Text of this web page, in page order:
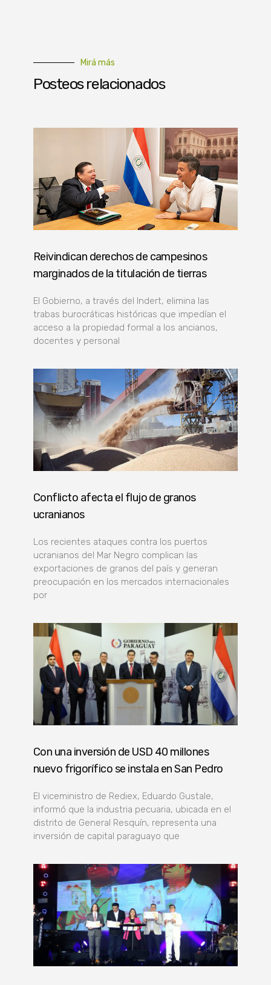
Mirá más
Posteos relacionados
Reivindican derechos de campesinos
marginados de la titulación de tierras
El Gobierno, a través del Indert, elimina las
trabas burocráticas históricas que impedían el
acceso a la propiedad formal a los ancianos,
docentes y personal
Conflicto afecta el flujo de granos
ucranianos
Los recientes ataques contra los puertos
ucranianos del Mar Negro complican las
exportaciones de granos del país y generan
preocupación en los mercados internacionales
por
Con una inversión de USD 40 millones
nuevo frigorífico se instala en San Pedro
El viceministro de Rediex, Eduardo Gustale,
informó que la industria pecuaria, ubicada en el
distrito de General Resquín, representa una
inversión de capital paraguayo que